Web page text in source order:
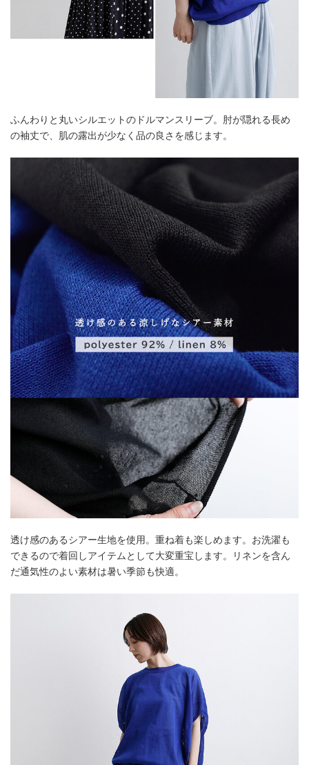
ふんわりと丸いシルエットのドルマンスリーブ。肘が隠れる長め
の袖丈で、肌の露出が少なく品の良さを感じます。
透け感のあるシアー生地を使用。重ね着も楽しめます。お洗濯も
できるので着回しアイテムとして大変重宝します。リネンを含ん
だ通気性のよい素材は暑い季節も快適。